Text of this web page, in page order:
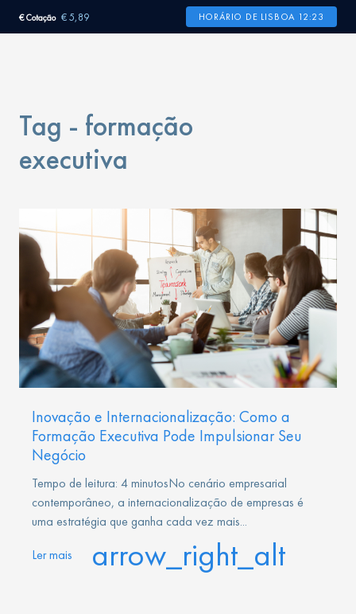
€ Cotação € 5,89 HORÁRIO DE LISBOA 12:23
Tag - formação
executiva
Inovação e Internacionalização: Como a
Formação Executiva Pode Impulsionar Seu
Negócio
Tempo de leitura: 4 minutosNo cenário empresarial
contemporâneo, a internacionalização de empresas é
uma estratégia que ganha cada vez mais...
Ler mais arrow_right_alt